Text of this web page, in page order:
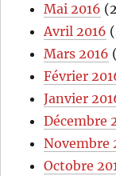
Mai 2016
Avril 2016
Mars 2016
Février
Janvier
Décembre
Novembre
Octobre